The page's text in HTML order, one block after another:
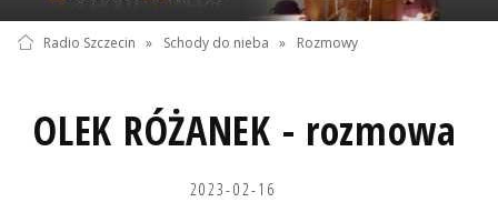
Radio Szczecin » Schody do nieba » Rozmowy
OLEK RÓŻANEK - rozmowa
2023-02-16